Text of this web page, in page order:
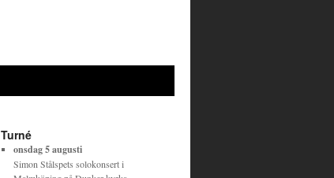
Turné
onsdag 5 augusti
Simon Stålspets solokonsert i